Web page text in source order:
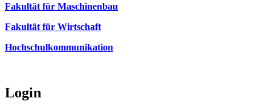
Fakultät für Maschinenbau
Fakultät für Wirtschaft
Hochschulkommunikation
Login